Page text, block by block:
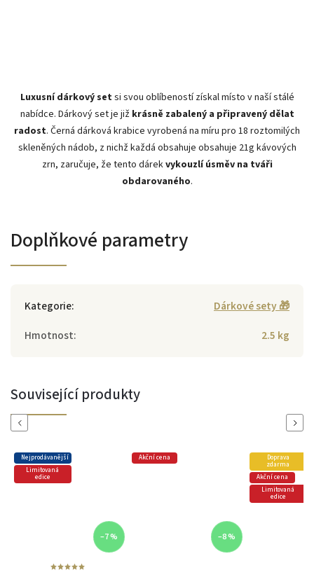
Luxusní dárkový setsi svou oblíbeností získal místo v naší stálé
nabídce. Dárkový set je již krásně zabalený a připravený dělat
radost. Černá dárková krabice vyrobená na míru pro 18 roztomilých
skleněných nádob, z nichž každá obsahuje obsahuje 21g kávových
zrn, zaručuje, že tento dárekvykouzlí úsměv na tváři
obdarovaného.
Doplňkové parametry
Kategorie:
Dárkové sety 🎁
Hmotnost: 2.5 kg
Související produkty
Previous
Akční cena
–8 %
Doprava
zdarma
–16 %
Doprava
zdarma
Akční cena
Next